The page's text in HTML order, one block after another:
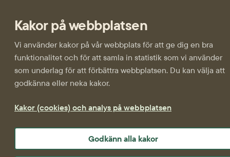
Kakor på webbplatsen
Vi använder kakor på vår webbplats för att ge dig en bra
funktionalitet och för att samla in statistik som vi använder
som underlag för att förbättra webbplatsen. Du kan välja att
godkänna eller neka kakor.
Kakor (cookies) och analys på webbplatsen
Godkänn alla kakor